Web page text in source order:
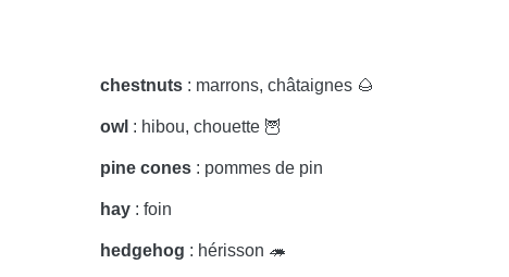
chestnuts : marrons, châtaignes 🌰
owl : hibou, chouette 🦉
pine cones : pommes de pin
hay : foin
hedgehog : hérisson 🦔